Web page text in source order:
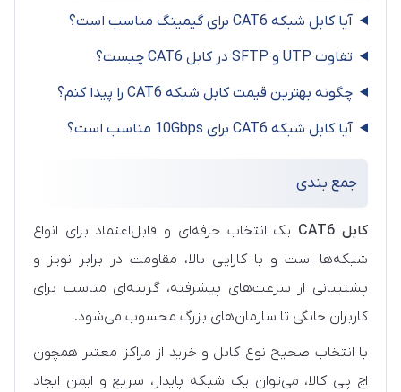
آیا کابل شبکه CAT6 برای گیمینگ مناسب است؟
تفاوت UTP و SFTP در کابل CAT6 چیست؟
چگونه بهترین قیمت کابل شبکه CAT6 را پیدا کنم؟
آیا کابل شبکه CAT6 برای 10Gbps مناسب است؟
جمع‌ بندی
کابل CAT6
یک انتخاب حرفه‌ای و قابل‌اعتماد برای انواع
شبکه‌ها است و با کارایی بالا، مقاومت در برابر نویز و
پشتیبانی از سرعت‌های پیشرفته، گزینه‌ای مناسب برای
کاربران خانگی تا سازمان‌های بزرگ محسوب می‌شود.
با انتخاب صحیح نوع کابل و خرید از مراکز معتبر همچون
اچ پی کالا، می‌توان یک شبکه پایدار، سریع و ایمن ایجاد